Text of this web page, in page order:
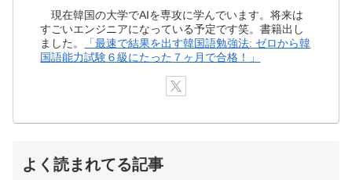
現在韓国の大学でAIを専攻に学んでいます。将来は
すごいエンジニアになっている予定です笑。書籍出し
ました。
「最速で結果を出す韓国語勉強法: ゼロから韓
国語能力試験６級にたった７ヶ月で合格！」
よく読まれてる記事